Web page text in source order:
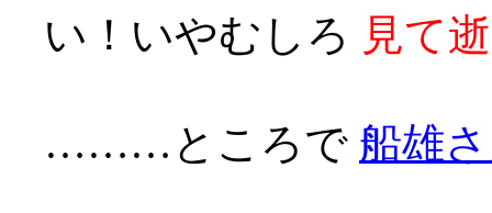
い！いやむしろ 見て
………ところで 船雄